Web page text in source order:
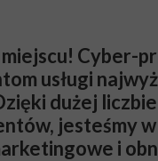
Cyber-
usługi
dużej
jesteśmy
i